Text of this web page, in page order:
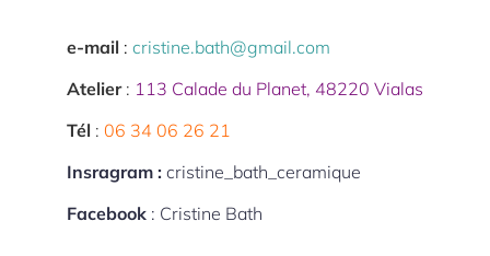
e-mail : cristine.bath@gmail.com
Atelier: 113 Calade du Planet, 48220 Vialas
Tél : 06 34 06 26 21
Insragram : cristine_bath_ceramique
Facebook : Cristine Bath